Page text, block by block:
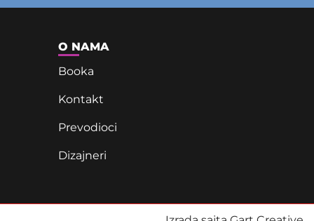
O NAMA
Booka
Kontakt
Prevodioci
Dizajneri